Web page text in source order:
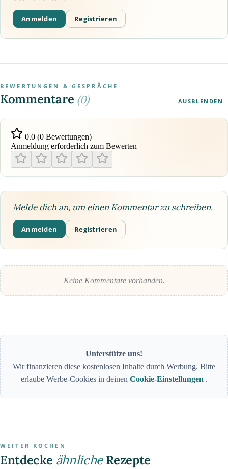
Anmelden Registrieren
BEWERTUNGEN & GESPRÄCHE
Kommentare (0) AUSBLENDEN
0.0 (0 Bewertungen)
Anmeldung erforderlich zum Bewerten
Melde dich an, um einen Kommentar zu schreiben.
Anmelden Registrieren
Keine Kommentare vorhanden.
Unterstütze uns!
Wir finanzieren diese kostenlosen Inhalte durch Werbung. Bitte
erlaube Werbe-Cookies in deinen Cookie-Einstellungen .
WEITER KOCHEN
Entdecke ähnlicheRezepte